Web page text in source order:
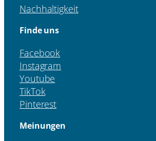
Nachhaltigkeit
Finde uns
Facebook
Instagram
Youtube
TikTok
Pinterest
Meinungen